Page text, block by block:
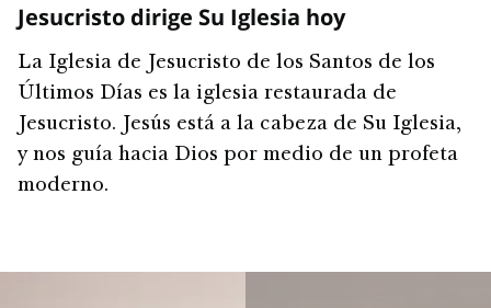
Jesucristo dirige Su Iglesia hoy
La Iglesia de Jesucristo de los Santos de los
Últimos Días es la iglesia restaurada de
Jesucristo. Jesús está a la cabeza de Su Iglesia,
y nos guía hacia Dios por medio de un profeta
moderno.